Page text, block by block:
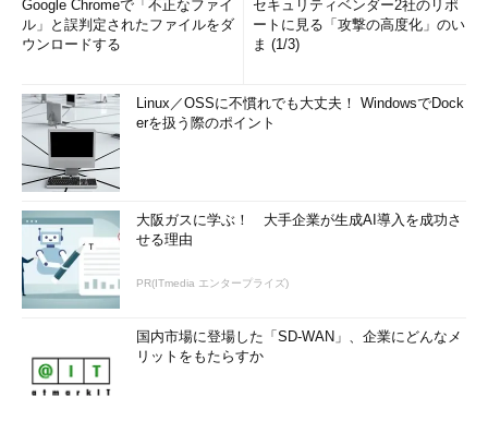
Google Chromeで「不正なファイ
ル」と誤判定されたファイルをダ
ウンロードする
セキュリティベンダー2社のリポ
ートに見る「攻撃の高度化」のい
ま (1/3)
Linux／OSSに不慣れでも大丈夫！ WindowsでDock
erを扱う際のポイント
大阪ガスに学ぶ！ 大手企業が生成AI導入を成功さ
せる理由
PR(ITmedia エンタープライズ)
国内市場に登場した「SD-WAN」、企業にどんなメ
リットをもたらすか